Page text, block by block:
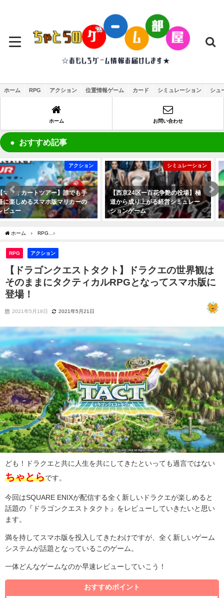
ホーム RPG アクション 位置情報ゲーム カード シミュレーション シュ
ホーム お問い合わせ
おすすめ記事
シミュレーション
【西京24区ー百花争艶の役場】極
道から成り上がる経営シミュレー
ションゲーム
アクション
【ブロスタ】はちゃめちゃ大乱闘
マルチプレイ対戦アクションゲー
ムのレビュー
ホーム RPG
RPG アクション
【ドラゴンクエストタクト】ドラクエの世界観は
そのままにタクティカルRPGとなってスマホ版に
登場！
2021年5月18日 2021年5月21日
ども！ドラクエと共に人生を共にしてきたといっても過言ではない
ちゃとらです。
今回はSQUARE ENIXが配信する全く新しいドラクエが楽しめると
話題の 『ドラゴンクエストタクト』をレビューしていきたいと思い
ます。
満を持してスマホ版を投入してきたわけですが、全く新しいゲーム
システムが話題となっているこのゲーム。
一体どんなゲームなのか早速レビューしていこう！
おすすめポイント